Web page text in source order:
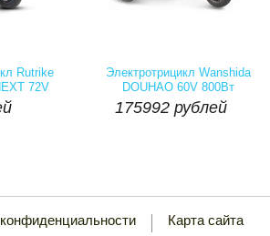
Rutrike
72V
Электротрицикл Wanshida
DOUHAO 60V 800Вт
175992 рублей
175992 рублей
шт  Купить
Карта сайта